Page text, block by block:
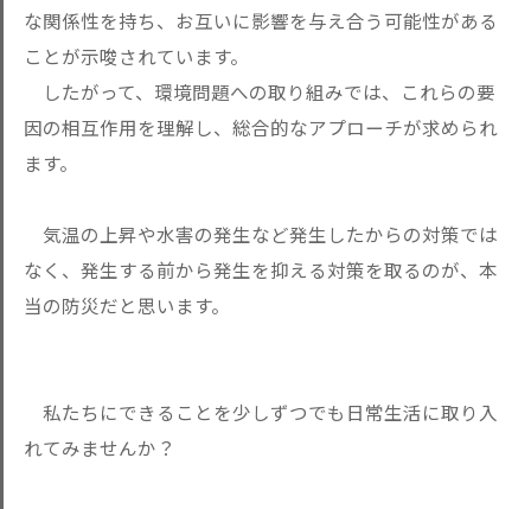
な関係性を持ち、お互いに影響を与え合う可能性がある
ことが示唆されています。
したがって、環境問題への取り組みでは、これらの要
因の相互作用を理解し、総合的なアプローチが求められ
ます。
気温の上昇や水害の発生など発生したからの対策では
なく、発生する前から発生を抑える対策を取るのが、本
当の防災だと思います。
私たちにできることを少しずつでも日常生活に取り入
れてみませんか？